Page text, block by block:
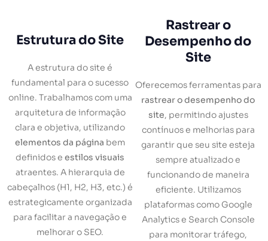
Estrutura do Site
A estrutura do site é
fundamental para o sucesso
online. Trabalhamos com uma
arquitetura de informação
clara e objetiva, utilizando
elementos da página bem
definidos e estilos visuais
atraentes. A hierarquia de
cabeçalhos (H1, H2, H3, etc.) é
estrategicamente organizada
para facilitar a navegação e
melhorar o SEO.
Rastrear o
Desempenho do
Site
Oferecemos ferramentas para
rastrear o desempenho do
site, permitindo ajustes
contínuos e melhorias para
garantir que seu site esteja
sempre atualizado e
funcionando de maneira
eficiente. Utilizamos
plataformas como Google
Analytics e Search Console
para monitorar tráfego,